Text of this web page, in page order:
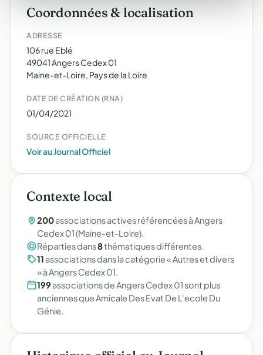
Coordonnées & localisation
ADRESSE
106 rue Eblé
49041 Angers Cedex 01
Maine-et-Loire, Pays de la Loire
DATE DE CRÉATION (RNA)
01/04/2021
SOURCE OFFICIELLE
Voir au Journal Officiel
Contexte local
200associations actives référencées à Angers
Cedex 01 (Maine-et-Loire).
Réparties dans8thématiques différentes.
11 associations dans la catégorie « Autres et divers
» à Angers Cedex 01.
199 associations de Angers Cedex 01 sont plus
anciennes que Amicale Des Evat De L'ecole Du
Génie.